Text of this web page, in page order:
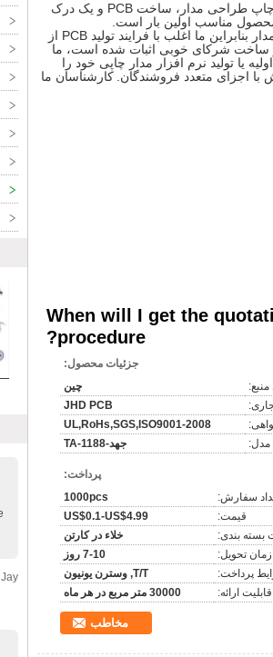
PCB مجمع یک فرایند که نیاز به دانش نه تنها از اجزای PCB و مونتاژ بلکه از چاپ طراحی مدار، ساخت PCB و یک درک
محصول مناسب اولین بار است.
مدارهای سان فرانسیسکو است یک راه حل یک مرحله ای برای همه خدمات مدار بنابراین ما اغلب با فرایند تولید PCB از
ساخت شرکای خوبی اثبات شده است، ما
یا تولید نرم افزار مدار چاپی خود را
اجزای متعدد فروشندگان. کارشناسان ما
When will I get the
procedure?
جزئیات محصول:
چین
JHD PCB
UL,RoHs,SGS,ISO9001-2008
مدل:
جهد-TA-1188
پرداخت:
سفارش:
1000pcs
قیمت:
US$0.1-US$4.99
بسته بندی:
خلاء در کارتن
زمان تحویل:
7-10 روز
پرداخت:
T/T, وسترن یونیون
قابلیت ارائه:
30000 متر مربع در هر ماه
مخاطب